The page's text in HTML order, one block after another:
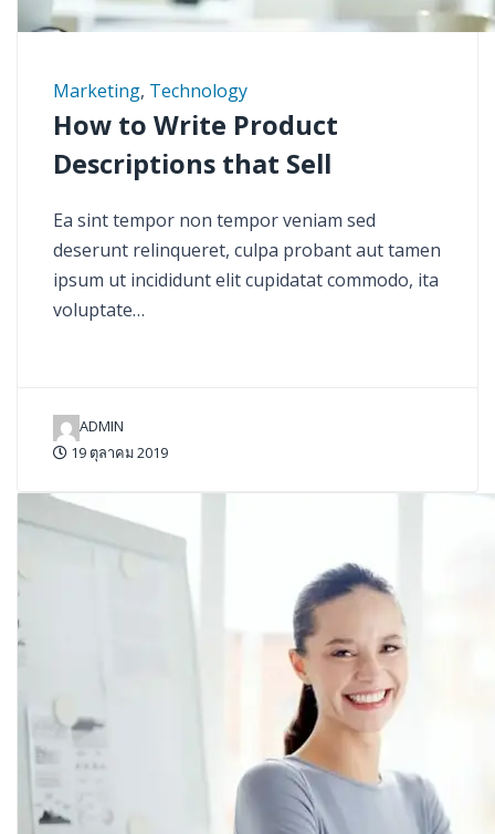
Marketing, Technology
How to Write Product
Descriptions that Sell
Ea sint tempor non tempor veniam sed
deserunt relinqueret, culpa probant aut tamen
ipsum ut incididunt elit cupidatat commodo, ita
voluptate…
ADMIN
19 ตุลาคม 2019